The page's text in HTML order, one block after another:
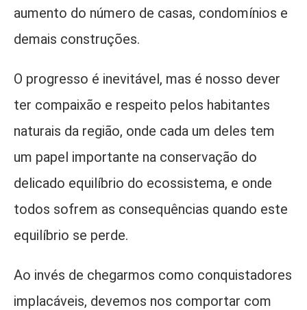
aumento do número de casas, condomínios e
demais construções.
O progresso é inevitável, mas é nosso dever
ter compaixão e respeito pelos habitantes
naturais da região, onde cada um deles tem
um papel importante na conservação do
delicado equilíbrio do ecossistema, e onde
todos sofrem as consequências quando este
equilíbrio se perde.
Ao invés de chegarmos como conquistadores
implacáveis, devemos nos comportar com